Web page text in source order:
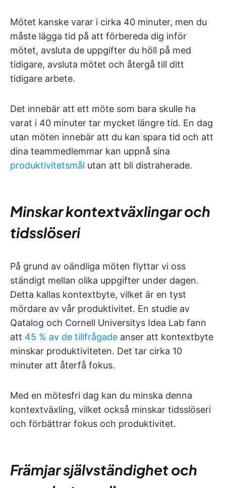
Mötet kanske varar i cirka 40 minuter, men du
måste lägga tid på att förbereda dig inför
mötet, avsluta de uppgifter du höll på med
tidigare, avsluta mötet och återgå till ditt
tidigare arbete.
Det innebär att ett möte som bara skulle ha
varat i 40 minuter tar mycket längre tid. En dag
utan möten innebär att du kan spara tid och att
dina teammedlemmar kan uppnå sina
produktivitetsmål utan att bli distraherade.
Minskar kontextväxlingar och
tidsslöseri
På grund av oändliga möten flyttar vi oss
ständigt mellan olika uppgifter under dagen.
Detta kallas kontextbyte, vilket är en tyst
mördare av vår produktivitet. En studie av
Qatalog och Cornell Universitys Idea Lab fann
att 45 % av de tillfrågade anser att kontextbyte
minskar produktiviteten. Det tar cirka 10
minuter att återfå fokus.
Med en mötesfri dag kan du minska denna
kontextväxling, vilket också minskar tidsslöseri
och förbättrar fokus och produktivitet.
Främjar självständighet och